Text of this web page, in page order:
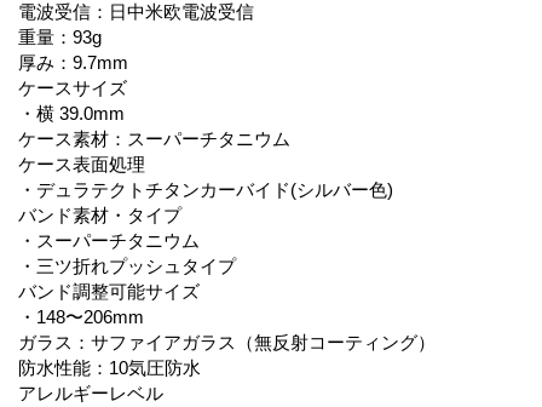
電波受信：日中米欧電波受信
重量：93g
厚み：9.7mm
ケースサイズ
・横 39.0mm
ケース素材：スーパーチタニウム
ケース表面処理
・デュラテクトチタンカーバイド(シルバー色)
バンド素材・タイプ
・スーパーチタニウム
・三ツ折れプッシュタイプ
バンド調整可能サイズ
・148〜206mm
ガラス：サファイアガラス（無反射コーティング）
防水性能：10気圧防水
アレルギーレベル